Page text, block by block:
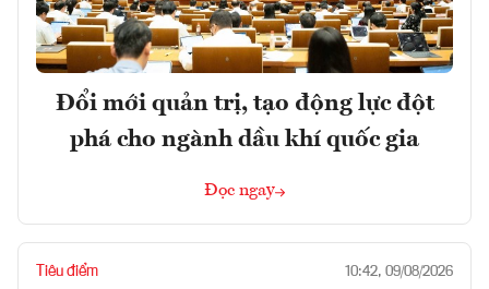
Đổi mới quản trị, tạo động lực đột
phá cho ngành dầu khí quốc gia
Đọc ngay
Tiêu điểm 10:42, 09/08/2026